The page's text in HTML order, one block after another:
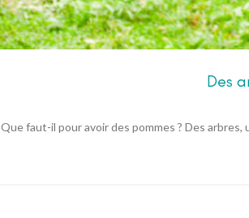
Des
Que faut-il pour avoir des pommes ? Des